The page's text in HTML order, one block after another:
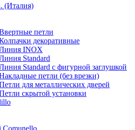
(Италия)
петли
декоративные
INOX
Standard
Standard с фигурной заглушкой
петли (без врезки)
для металлических дверей
скрытой установки
Comunello